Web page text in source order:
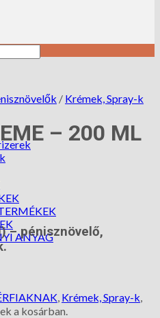
ANYAG
a kosárban.
/ Krémek, Spray-k
– 200 ML
– pénisznövelő,
, Krémek, Spray-k,